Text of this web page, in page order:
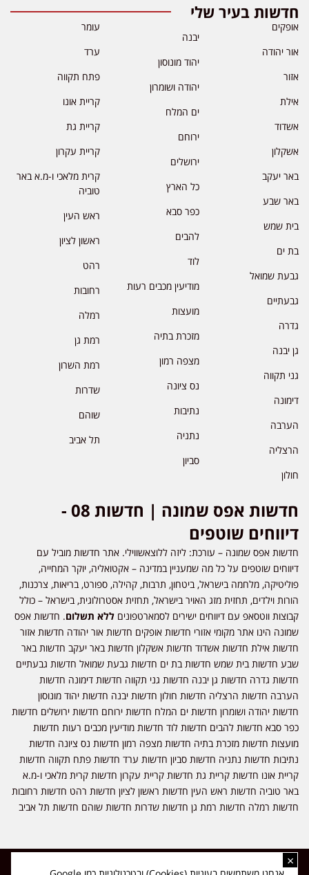
חדשות בעיר שלי
אופקים
אור יהודה
אזור
אילת
אשדוד
אשקלון
באר יעקב
באר שבע
בית שמש
בת ים
גבעת שמואל
גבעתיים
גדרה
גן יבנה
גני תקווה
דימונה
הערבה
הרצליה
חולון
יבנה
יהוד מונוסון
יהודה ושומרון
ים המלח
ירוחם
ירושלים
כל הארץ
כפר סבא
להבים
לוד
מודיעין מכבים רעות
מועצות
מזכרת בתיה
מצפה רמון
נס ציונה
נתיבות
נתניה
סביון
עומר
ערד
פתח תקווה
קריית אונו
קריית גת
קריית עקרון
קרית מלאכי ו-מ.א באר
טוביה
ראש העין
ראשון לציון
רהט
רחובות
רמלה
רמת גן
רמת השרון
שדרות
שוהם
תל אביב
חדשות אפס שמונה | חדשות 08 -
דיווחים שוטפים
חדשות אפס שמונה – עורכת: ליזה ללוצאשווילי. אתר חדשות מוביל עם
דיווחים שוטפים על כל מה שמעניין במדינה – אקטואליה, יוקר המחייה,
פוליטיקה, מלחמה בישראל, ביטחון, תרבות, קהילה, ספורט, בריאות, צרכנות,
הורות וילדים, תחזית מזג האויר בישראל, תחזית אסטרולוגית, בישראל – כולל
קבוצות ווטסאפ עם דיווחים ישירים לסמארטפונים ללא תשלום. חדשות אפס
שמונה הינו אתר מקומי אזורי חדשות אופקים חדשות אור יהודה חדשות אזור
חדשות אילת חדשות אשדוד חדשות אשקלון חדשות באר יעקב חדשות באר
שבע חדשות בית שמש חדשות בת ים חדשות גבעת שמואל חדשות גבעתיים
חדשות גדרה חדשות גן יבנה חדשות גני תקווה חדשות דימונה חדשות
הערבה חדשות הרצליה חדשות חולון חדשות יבנה חדשות יהוד מונוסון
חדשות יהודה ושומרון חדשות ים המלח חדשות ירוחם חדשות ירושלים חדשות
כפר סבא חדשות להבים חדשות לוד חדשות מודיעין מכבים רעות חדשות
מועצות חדשות מזכרת בתיה חדשות מצפה רמון חדשות נס ציונה חדשות
נתיבות חדשות נתניה חדשות סביון חדשות ערד חדשות פתח תקווה חדשות
קריית אונו חדשות קריית גת חדשות קריית עקרון חדשות קרית מלאכי ו-מ.א
באר טוביה חדשות ראש העין חדשות ראשון לציון חדשות רהט חדשות רחובות
חדשות רמלה חדשות רמת גן חדשות שדרות חדשות שוהם חדשות תל אביב
כל הזכויות שמורות ל-ליזה ללוצאשווילי - חדשות אפס שמונה - דיווחים בזמן
×